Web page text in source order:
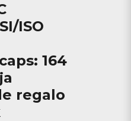
ISO
164
regalo